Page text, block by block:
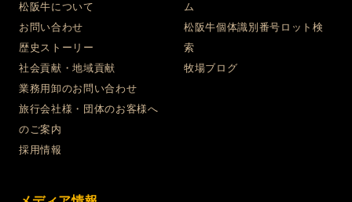
松阪牛について
お問い合わせ
歴史ストーリー
社会貢献・地域貢献
業務用卸のお問い合わせ
旅行会社様・団体のお客様へ
のご案内
採用情報
ム
松阪牛個体識別番号ロット検
索
牧場ブログ